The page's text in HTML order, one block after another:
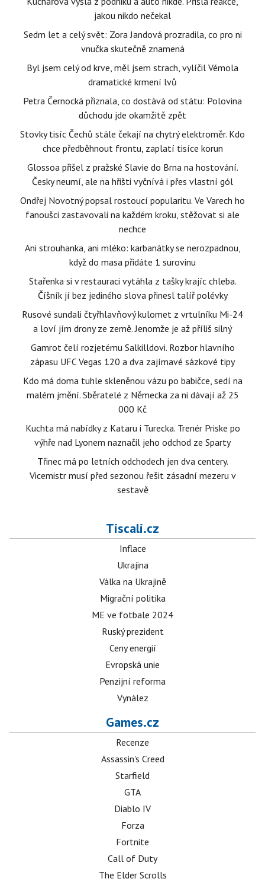
jakou nikdo nečekal
Sedm let a celý svět: Zora Jandová prozradila, co pro ni
vnučka skutečně znamená
Byl jsem celý od krve, měl jsem strach, vylíčil Vémola
dramatické krmení lvů
Petra Černocká přiznala, co dostává od státu: Polovina
důchodu jde okamžitě zpět
Stovky tisíc Čechů stále čekají na chytrý elektroměr. Kdo
chce předběhnout frontu, zaplatí tisíce korun
Glossoa přišel z pražské Slavie do Brna na hostování.
Česky neumí, ale na hřišti vyčnívá i přes vlastní gól
Ondřej Novotný popsal rostoucí popularitu. Ve Varech ho
fanoušci zastavovali na každém kroku, stěžovat si ale
nechce
Ani strouhanka, ani mléko: karbanátky se nerozpadnou,
když do masa přidáte 1 surovinu
Stařenka si v restauraci vytáhla z tašky krajíc chleba.
Číšník jí bez jediného slova přinesl talíř polévky
Rusové sundali čtyřhlavňový kulomet z vrtulníku Mi-24
a loví jím drony ze země. Jenomže je až příliš silný
Gamrot čelí rozjetému Salkilldovi. Rozbor hlavního
zápasu UFC Vegas 120 a dva zajímavé sázkové tipy
Kdo má doma tuhle skleněnou vázu po babičce, sedí na
malém jmění. Sběratelé z Německa za ni dávají až 25
000 Kč
Kuchta má nabídky z Kataru i Turecka. Trenér Priske po
výhře nad Lyonem naznačil jeho odchod ze Sparty
Třinec má po letních odchodech jen dva centery.
Vicemistr musí před sezonou řešit zásadní mezeru v
sestavě
Tiscali.cz
Inflace
Ukrajina
Válka na Ukrajině
Migrační politika
ME ve fotbale 2024
Ruský prezident
Ceny energií
Evropská unie
Penzijní reforma
Vynález
Games.cz
Recenze
Assassin's Creed
Starfield
GTA
Diablo IV
Forza
Fortnite
Call of Duty
The Elder Scrolls